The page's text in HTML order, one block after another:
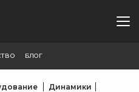
БЛОГ
Динамики